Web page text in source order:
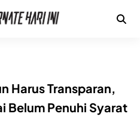
Harus Transparan,
Belum Penuhi Syarat